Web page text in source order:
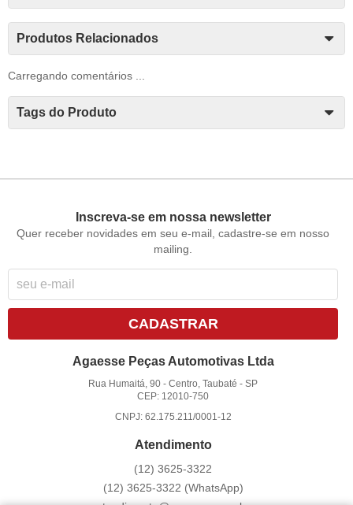
Produtos Relacionados
Carregando comentários ...
Tags do Produto
Inscreva-se em nossa newsletter
Quer receber novidades em seu e-mail, cadastre-se em nosso
mailing.
CADASTRAR
Agaesse Peças Automotivas Ltda
Rua Humaitá, 90 -Centro, Taubaté -SP
CEP: 12010-750
CNPJ: 62.175.211/0001-12
Atendimento
(12) 3625-3322
(12) 3625-3322 (WhatsApp)